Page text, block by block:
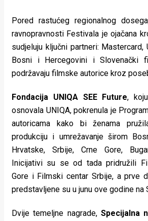
Pored rastućeg regionalnog
ravnopravnosti Festivala je ojačana
sudjeluju ključni partneri: Mastercard,
Bosni i Hercegovini i Slovenački
podržavaju filmske autorice kroz
Fondacija UNIQA SEE Future,
osnovala UNIQA, pokrenula je
autoricama kako bi ženama
produkciju i umrežavanje širom
Hrvatske, Srbije, Crne Gore,
Inicijativi su se od tada pridružili
Gore i Filmski centar Srbije, a prve
predstavljene su u junu ove godine na
Dvije temeljne nagrade,Specijalna